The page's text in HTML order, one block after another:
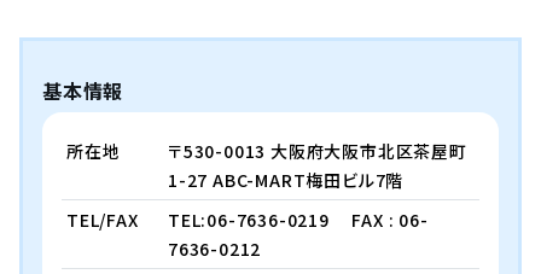
基本情報
所在地
〒530-0013 大阪府大阪市北区茶屋町
1-27 ABC-MART梅田ビル7階
TEL/FAX
TEL:06-7636-0219
FAX : 06-
7636-0212